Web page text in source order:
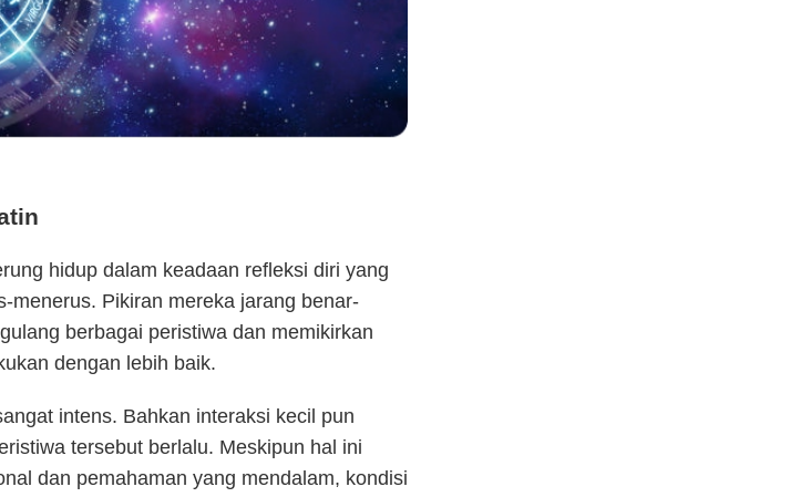
hidup dalam keadaan refleksi diri yang
menerus. Pikiran mereka jarang benar-
berbagai peristiwa dan memikirkan
dengan lebih baik.
intens. Bahkan interaksi kecil pun
tersebut berlalu. Meskipun hal ini
dan pemahaman yang mendalam, kondisi